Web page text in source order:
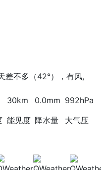
差不多（42°），有风,
30km
能见度
0.0mm
降水量
992hPa
大气压